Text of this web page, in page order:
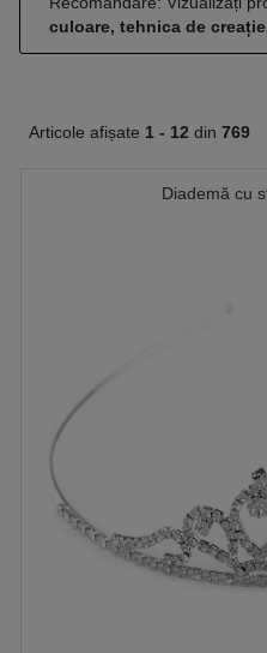
culoare, tehnica de
Articole afișate 1 - 12 din 769
Diademă cu